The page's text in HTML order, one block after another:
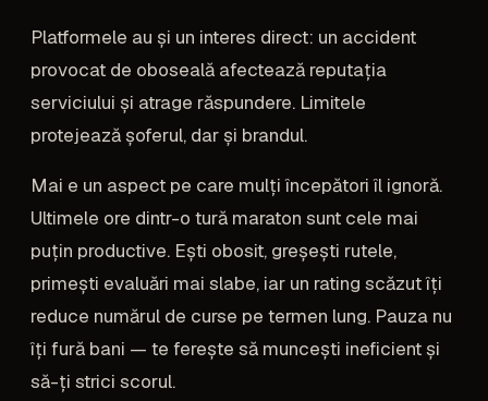
Platformele au și un interes direct: un accident
provocat de oboseală afectează reputația
serviciului și atrage răspundere. Limitele
protejează șoferul, dar și brandul.
Mai e un aspect pe care mulți începători îl ignoră.
Ultimele ore dintr-o tură maraton sunt cele mai
puțin productive. Ești obosit, greșești rutele,
primești evaluări mai slabe, iar un rating scăzut îți
reduce numărul de curse pe termen lung. Pauza nu
îți fură bani — te ferește să muncești ineficient și
să-ți strici scorul.